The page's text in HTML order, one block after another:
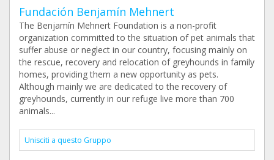
Fundación Benjamín Mehnert
The Benjamín Mehnert Foundation is a non-profit
organization committed to the situation of pet animals that
suffer abuse or neglect in our country, focusing mainly on
the rescue, recovery and relocation of greyhounds in family
homes, providing them a new opportunity as pets.
Although mainly we are dedicated to the recovery of
greyhounds, currently in our refuge live more than 700
animals...
Unisciti a questo Gruppo